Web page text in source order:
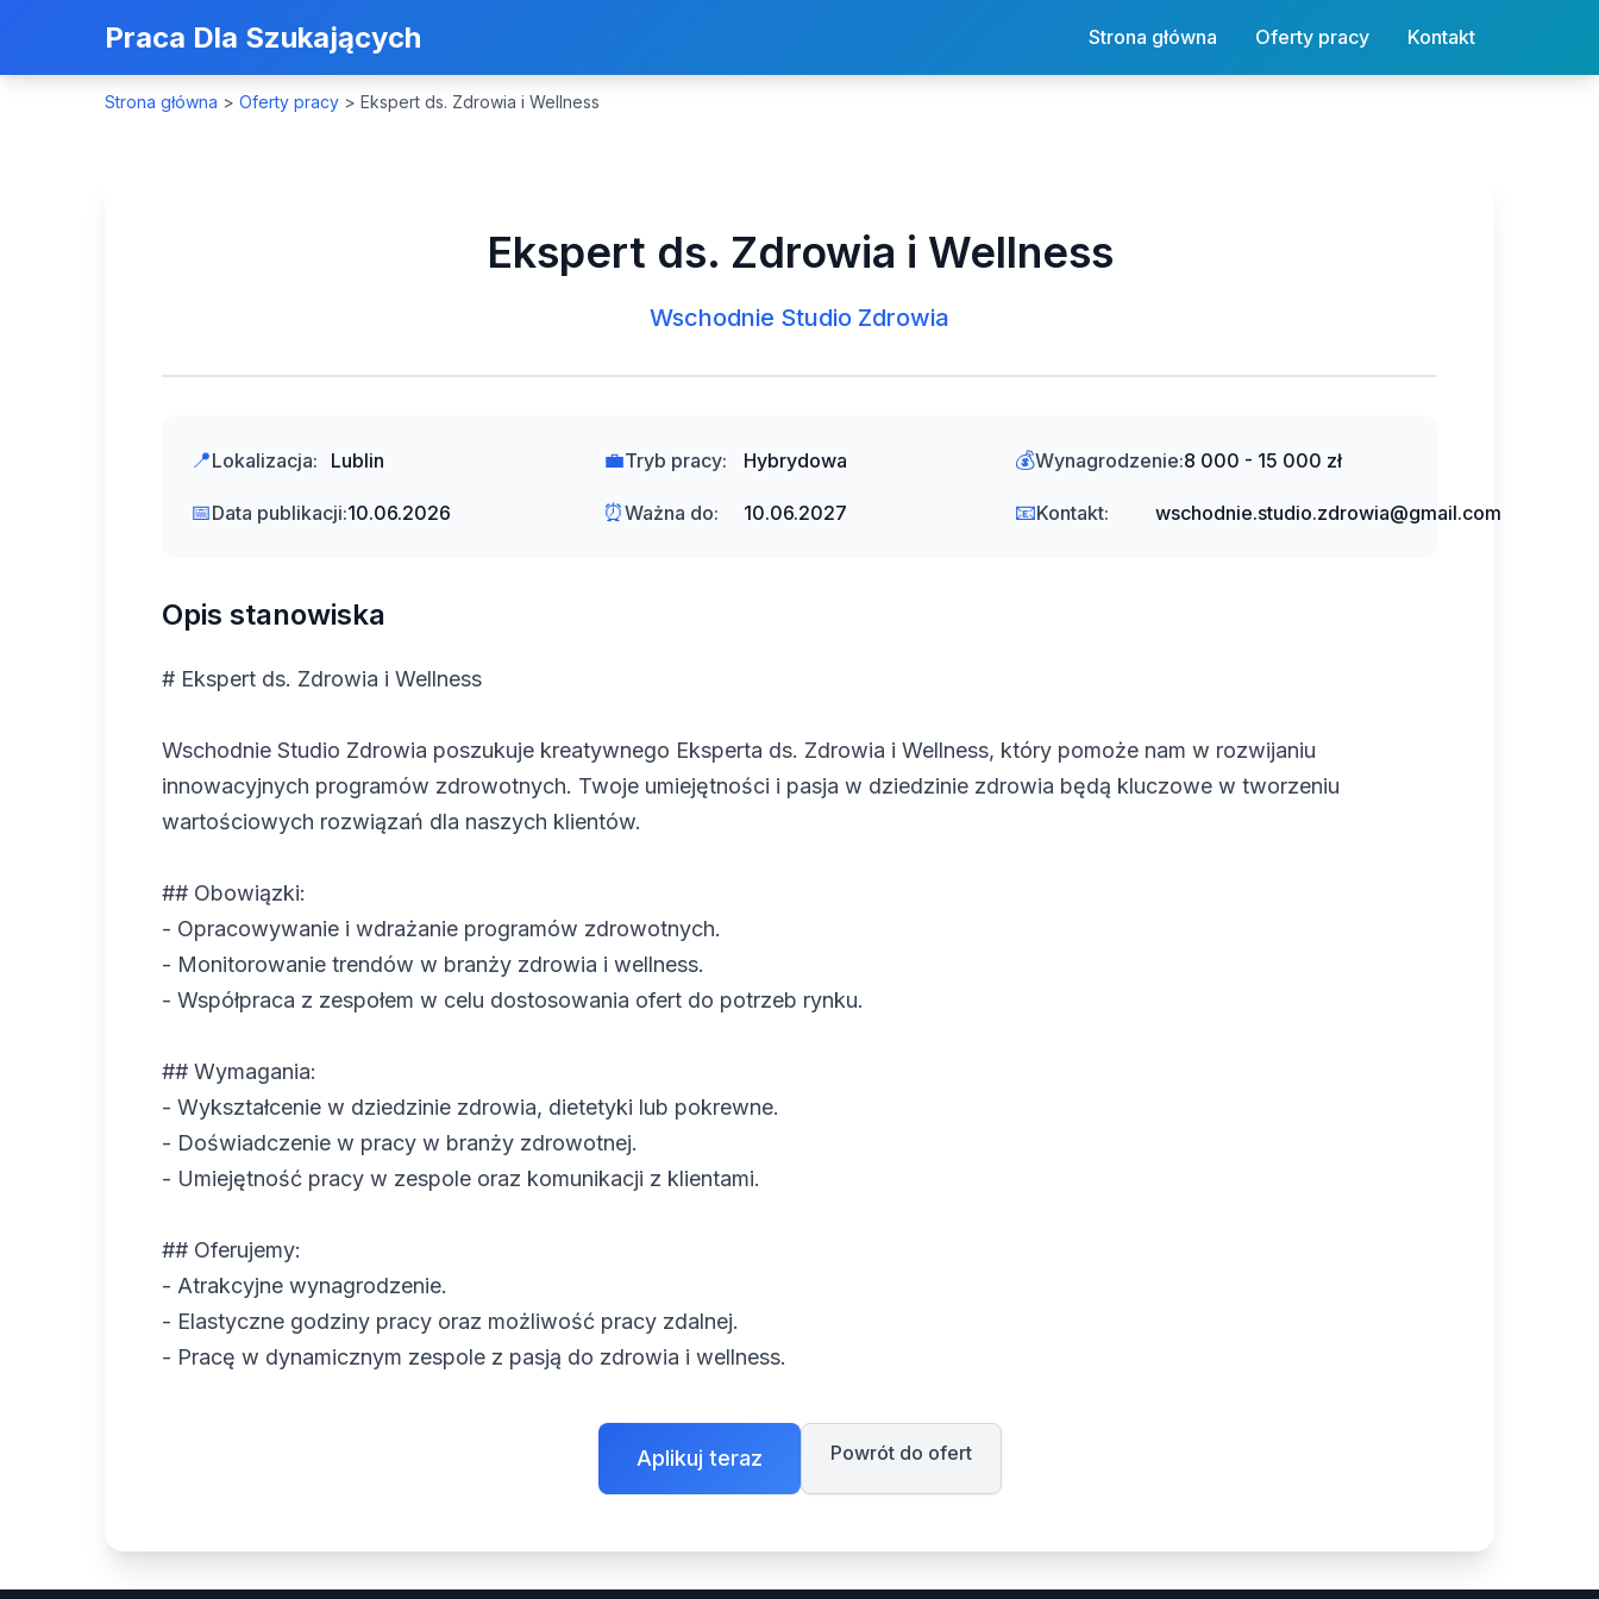
Praca Dla Szukających Strona główna Oferty pracy Kontakt
Strona główna > Oferty pracy > Ekspert ds. Zdrowia i Wellness
Ekspert ds. Zdrowia i Wellness
Wschodnie Studio Zdrowia
📍Lokalizacja: Lublin 💼Tryb pracy: Hybrydowa 💰Wynagrodzenie:8 000 - 15 000 zł
📅Data publikacji:10.06.2026 ⏰Ważna do: 10.06.2027 📧Kontakt: wschodnie.studio.zdrowia@gmail.com
Opis stanowiska
# Ekspert ds. Zdrowia i Wellness
Wschodnie Studio Zdrowia poszukuje kreatywnego Eksperta ds. Zdrowia i Wellness, który pomoże nam w rozwijaniu
innowacyjnych programów zdrowotnych. Twoje umiejętności i pasja w dziedzinie zdrowia będą kluczowe w tworzeniu
wartościowych rozwiązań dla naszych klientów.
## Obowiązki:
- Opracowywanie i wdrażanie programów zdrowotnych.
- Monitorowanie trendów w branży zdrowia i wellness.
- Współpraca z zespołem w celu dostosowania ofert do potrzeb rynku.
## Wymagania:
- Wykształcenie w dziedzinie zdrowia, dietetyki lub pokrewne.
- Doświadczenie w pracy w branży zdrowotnej.
- Umiejętność pracy w zespole oraz komunikacji z klientami.
## Oferujemy:
- Atrakcyjne wynagrodzenie.
- Elastyczne godziny pracy oraz możliwość pracy zdalnej.
- Pracę w dynamicznym zespole z pasją do zdrowia i wellness.
Aplikuj teraz Powrót do ofert